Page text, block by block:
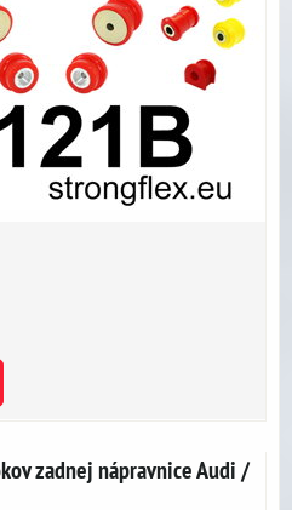
zadnej nápravnice Audi /